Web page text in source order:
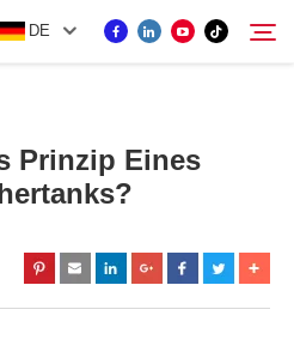
DE
Suche
Prinzip Eines